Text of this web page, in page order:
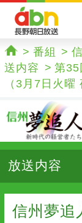
ホーム
番組
送内容
第35
（3月7日火曜
放送内容
信州夢追